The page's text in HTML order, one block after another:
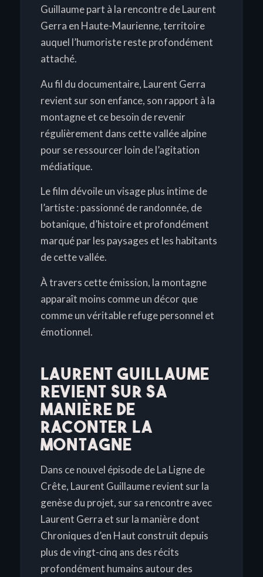
Guillaume part à la rencontre de Laurent
Gerra en Haute-Maurienne, territoire
auquel l’humoriste reste profondément
attaché.
Au fil du documentaire, Laurent Gerra
revient sur son enfance, son rapport à la
montagne et ce besoin de revenir
régulièrement dans cette vallée alpine
pour se ressourcer loin de l’agitation
médiatique.
Le film dévoile un visage plus intime de
l’artiste : passionné de randonnée, de
botanique, d’histoire et profondément
marqué par les paysages et les habitants
de cette vallée.
À travers cette émission, la montagne
apparaît moins comme un décor que
comme un véritable refuge personnel et
émotionnel.
LAURENT GUILLAUME
REVIENT SUR SA
MANIÈRE DE
RACONTER LA
MONTAGNE
Dans ce nouvel épisode deLa Ligne de
Crête, Laurent Guillaume revient sur la
genèse du projet, sur sa rencontre avec
Laurent Gerra et sur la manière dont
Chroniques d’en Haut construit depuis
plus de vingt-cinq ans des récits
profondément humains autour des